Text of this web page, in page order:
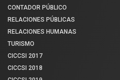
CONTADOR PÚBLICO
RELACIONES PÚBLICAS
RELACIONES HUMANAS
TURISMO
CICCSI 2017
CICCSI 2018